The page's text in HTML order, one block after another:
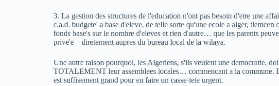
3. La gestion des structures de l'education n'ont pas besoin d'etre une
c.a.d. budgete' a base d'eleve, de telle sorte qu'une ecole a alger, tlemcen
fonds base's sur le nombre d'eleves et rien d'autre… que les parents
prive'e – diretement aupres du bureau local de la wilaya.
Une autre raison pourquoi, les Algeriens, s'ils veulent une democratie,
TOTALEMENT leur assemblees locales… commencant a la commune.
est suffisement grand pour en faire un casse-tete urgent.